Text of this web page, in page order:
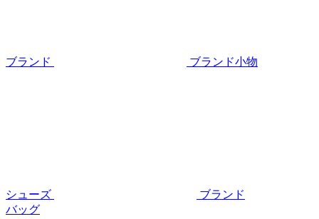
ブランド ブランド小物
シューズ
ブランド
バッグ